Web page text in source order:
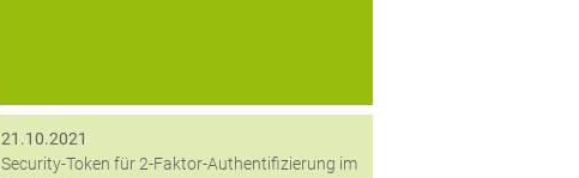
21.10.2021
Security-Token für 2-Faktor-Authentifizierung im